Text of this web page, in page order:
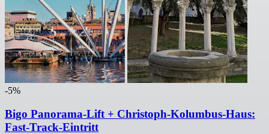
-5%
Bigo Panorama-Lift + Christoph-Kolumbus-Haus:
Fast-Track-Eintritt